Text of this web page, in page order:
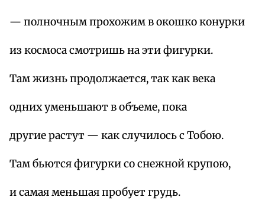
— полночным прохожим в окошко конурки
из космоса смотришь на эти фигурки.
Там жизнь продолжается, так как века
одних уменьшают в объеме, пока
другие растут — как случилось с Тобою.
Там бьются фигурки со снежной крупою,
и самая меньшая пробует грудь.